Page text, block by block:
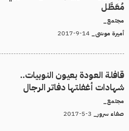
مُعَطَّل
مجتمع_
أميرة موسَى_
قافلة العودة بعيون النوبيات..
شهادات أغفلتها دفاتر الرجال
مجتمع_
صفاء سرور_